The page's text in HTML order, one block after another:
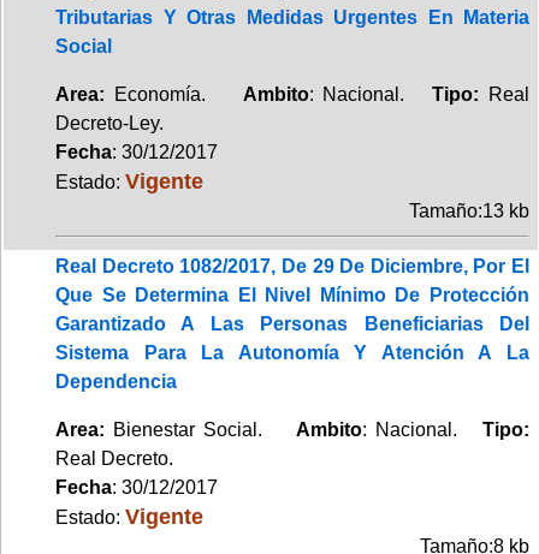
Tributarias Y Otras Medidas Urgentes En Materia
Social
Area: Economía. Ambito: Nacional.Tipo:
Real
Decreto-Ley.
Fecha: 30/12/2017
Estado: Vigente
Tamaño:13 kb
Real Decreto 1082/2017, De 29 De Diciembre, Por El
Que Se Determina El Nivel Mínimo De Protección
Garantizado A Las Personas Beneficiarias Del
Sistema Para La Autonomía Y Atención A La
Dependencia
Area: Bienestar Social. Ambito: Nacional. Tipo:
Real Decreto.
Fecha: 30/12/2017
Estado: Vigente
Tamaño:8 kb